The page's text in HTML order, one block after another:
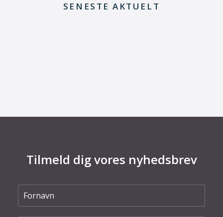
SENESTE AKTUELT
Tilmeld dig vores nyhedsbrev